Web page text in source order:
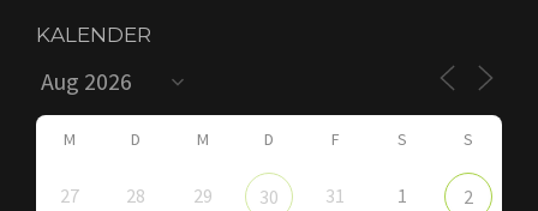
KALENDER
M D M D F S S
27 28 29 30 31 1 2